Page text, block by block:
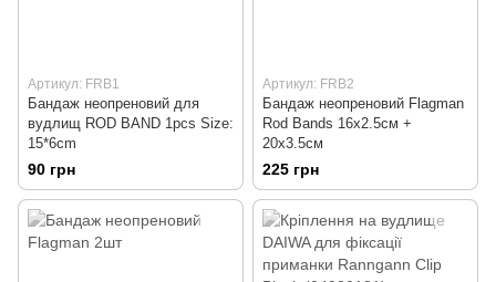
Артикул: FRB1
Бандаж неопреновий для
вудлищ ROD BAND 1pcs Size:
15*6cm
90 грн
Артикул: FRB2
Бандаж неопреновий Flagman
Rod Bands 16x2.5см +
20x3.5см
225 грн